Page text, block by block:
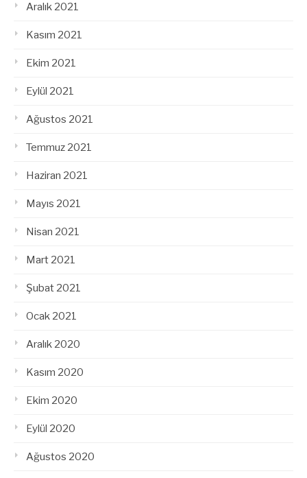
Aralık 2021
Kasım 2021
Ekim 2021
Eylül 2021
Ağustos 2021
Temmuz 2021
Haziran 2021
Mayıs 2021
Nisan 2021
Mart 2021
Şubat 2021
Ocak 2021
Aralık 2020
Kasım 2020
Ekim 2020
Eylül 2020
Ağustos 2020